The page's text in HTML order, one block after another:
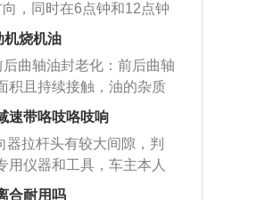
管里面的位置处，然后将
解开，就可以将堵塞的东
如果是因为积碳过多引起
要将三元催化器泡在草酸
情况得到解决，将清洗剂
，与燃油混合后，车辆启
和汽油一起进入到燃烧
废气排出，就可以让三元
，同时在6点钟和12点钟
记。 <&list>2、双手握住
，往右同样也要打相同的
、最后强调要反复练
以形成肌肉记忆，在真实
不需要记忆也能打好方
机烧机油
曲轴油封老化：前后曲轴
积且持续接触，油的杂质
续温度变化使其密封效果
致渗油或漏油。<&list>2、
：积碳会使活塞环与缸体
导致机油流入燃烧室中，
<&list>3、机油粘度。使用
速带咯吱咯吱响
器拉杆头有较大间隙，判
用仪器和工具，车主本人
要将车辆送到修理厂或4s
合耐用吗